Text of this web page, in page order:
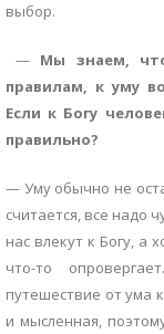
выбор.
— Мы знаем,
правилам, к уму
Если к Богу
правильно?
— Уму обычно не
считается, все надо
нас влекут к Богу, а
что-то
путешествие от ума
и мысленная,